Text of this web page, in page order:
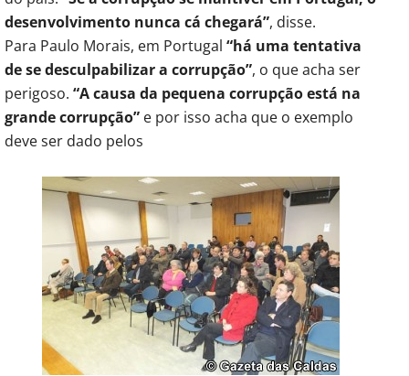
desenvolvimento nunca cá chegará”, disse.
Para Paulo Morais, em Portugal “há uma tentativa
de se desculpabilizar a corrupção”, o que acha ser
perigoso. “A causa da pequena corrupção está na
grande corrupção” e por isso acha que o exemplo
deve ser dado pelos